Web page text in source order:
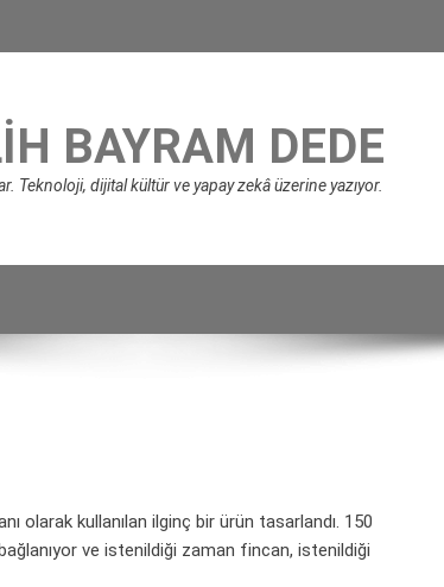
BAYRAM DEDE
Teknoloji, dijital kültür ve yapay zekâ üzerine yazıyor.
olarak kullanılan ilginç bir ürün tasarlandı. 150
ve istenildiği zaman fincan, istenildiği